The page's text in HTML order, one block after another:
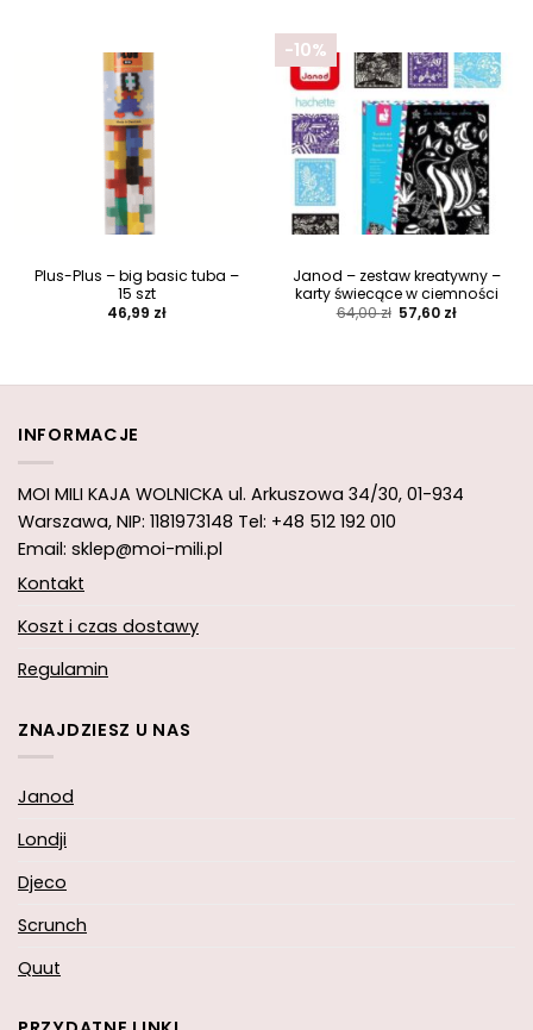
Plus-Plus – big basic tuba –
15 szt
46,99 zł
-10%
Janod – zestaw kreatywny –
karty świecące w ciemności
64,00zł Pierwotna
cena
57,60 złAktualna
INFORMACJE
MOI MILI KAJA WOLNICKA ul. Arkuszowa 34/30, 01-934
Warszawa, NIP: 1181973148 Tel: +48 512 192 010
Email: sklep@moi-mili.pl
Kontakt
Koszt i czas dostawy
Regulamin
ZNAJDZIESZ U NAS
Janod
Londji
Djeco
Scrunch
Quut